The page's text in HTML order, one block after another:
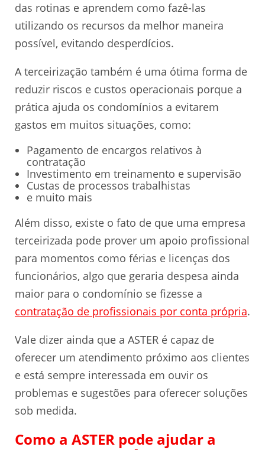
das rotinas e aprendem como fazê-las
utilizando os recursos da melhor maneira
possível, evitando desperdícios.
A terceirização também é uma ótima forma de
reduzir riscos e custos operacionais porque a
prática ajuda os condomínios a evitarem
gastos em muitos situações, como:
Pagamento de encargos relativos à
contratação
Investimento em treinamento e supervisão
Custas de processos trabalhistas
e muito mais
Além disso, existe o fato de que uma empresa
terceirizada pode prover um apoio profissional
para momentos como férias e licenças dos
funcionários, algo que geraria despesa ainda
maior para o condomínio se fizesse a
contratação de profissionais por conta própria.
Vale dizer ainda que a ASTER é capaz de
oferecer um atendimento próximo aos clientes
e está sempre interessada em ouvir os
problemas e sugestões para oferecer soluções
sob medida.
Como a ASTER pode ajudar a